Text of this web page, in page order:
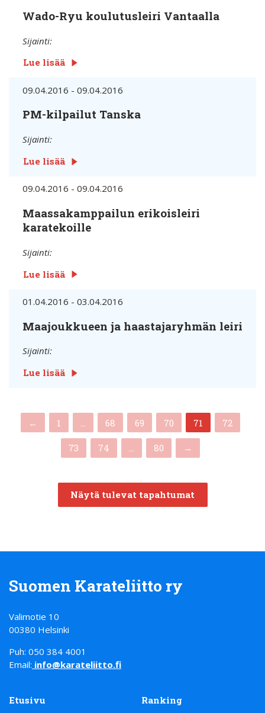
Wado-Ryu koulutusleiri Vantaalla
Sijainti:
Lue lisää
09.04.2016 - 09.04.2016
PM-kilpailut Tanska
Sijainti:
Lue lisää
09.04.2016 - 09.04.2016
Maassakamppailun erikoisleiri
karatekoille
Sijainti:
Lue lisää
01.04.2016 - 03.04.2016
Maajoukkueen ja haastajaryhmän leiri
Sijainti:
Lue lisää
← 1 68 69 70 71 (current)
72
73 74 … 80 →
Näytä tulevat tapahtumat
Suomen Karateliitto ry
Valimotie 10
00380 Helsinki
Puh: 050 384 4001
Email: info@karateliitto.fi
Etusivu Ranking